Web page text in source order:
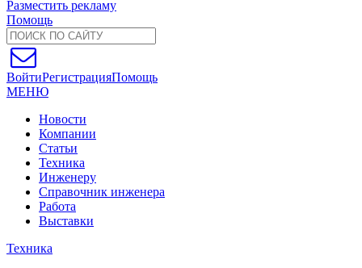
Разместить рекламу
Помощь
ВойтиРегистрацияПомощь
МЕНЮ
Новости
Компании
Статьи
Техника
Инженеру
Справочник инженера
Работа
Выставки
Техника